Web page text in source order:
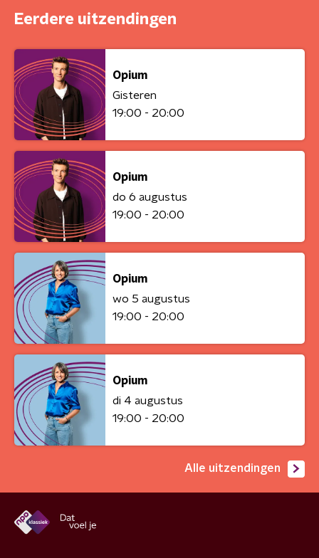
Eerdere uitzendingen
Opium
Gisteren
19:00 - 20:00
Opium
do 6 augustus
19:00 - 20:00
Opium
wo 5 augustus
19:00 - 20:00
Opium
di 4 augustus
19:00 - 20:00
Alle uitzendingen